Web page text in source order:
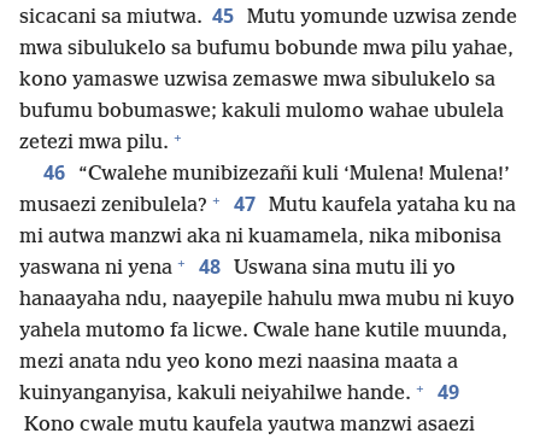
sicacani sa miutwa. 45 Mutu yomunde uzwisa zende
mwa sibulukelo sa bufumu bobunde mwa pilu yahae,
kono yamaswe uzwisa zemaswe mwa sibulukelo sa
bufumu bobumaswe; kakuli mulomo wahae ubulela
zetezi mwa pilu. +
46
“Cwalehe munibizezañi kuli ‘Mulena! Mulena!’
musaezi zenibulela? + 47 Mutu kaufela yataha ku na
mi autwa manzwi aka ni kuamamela, nika mibonisa
yaswana ni yena + 48
Uswana sina mutu ili yo
hanaayaha ndu, naayepile hahulu mwa mubu ni kuyo
yahela mutomo fa licwe. Cwale hane kutile muunda,
mezi anata ndu yeo kono mezi naasina maata a
kuinyanganyisa, kakuli neiyahilwe hande. + 49
Kono cwale mutu kaufela yautwa manzwi asaezi